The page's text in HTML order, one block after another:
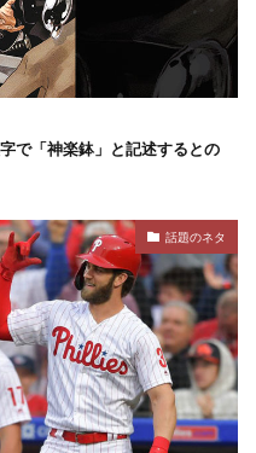
で「神楽鉢」と記述するとの
話題のネタ